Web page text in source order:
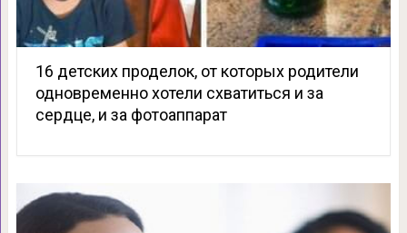
16 детских проделок, от которых родители
одновременно хотели схватиться и за
сердце, и за фотоаппарат